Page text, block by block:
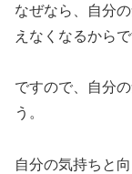
なぜなら、自分
えなくなるからで
ですので、自分
う。
自分の気持ちと